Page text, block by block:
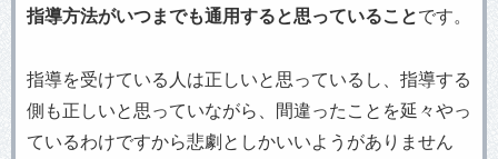
指導方法がいつまでも通用すると思っていることです。
指導を受けている人は正しいと思っているし、指導する
側も正しいと思っていながら、間違ったことを延々やっ
ているわけですから悲劇としかいいようがありません